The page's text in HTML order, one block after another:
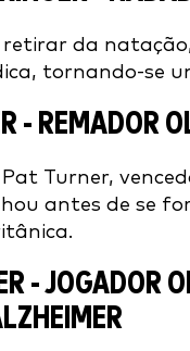
retirar da
tornando-se
- REMADOR
Turner,
antes de se
- JOGADOR